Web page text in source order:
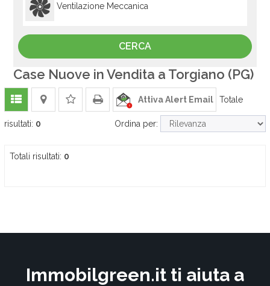
Ventilazione Meccanica
Case Nuove in Vendita a Torgiano (PG)
Attiva Alert Email Totale
risultati: 0 Ordina per:
Totali risultati: 0
Immobilgreen.it ti aiuta a